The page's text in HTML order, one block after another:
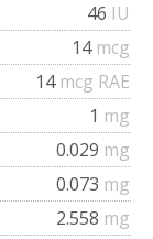
46 IU
14 mcg
14 mcg RAE
1 mg
0.029 mg
0.073 mg
2.558 mg